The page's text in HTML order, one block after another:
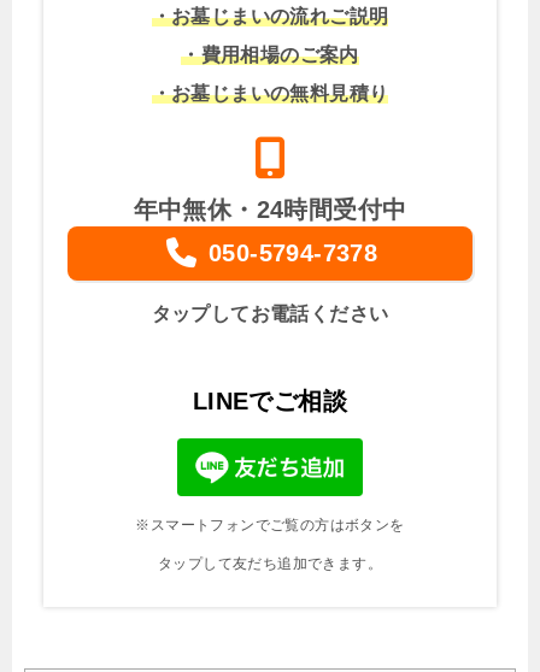
・お墓じまいの流れご説明
・費用相場のご案内
・お墓じまいの無料見積り
年中無休・24時間受付中
050-5794-7378
タップしてお電話ください
LINEでご相談
※スマートフォンでご覧の方はボタンを
タップして友だち追加できます。